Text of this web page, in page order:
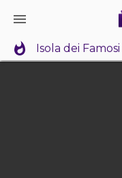
Isola dei Famosi